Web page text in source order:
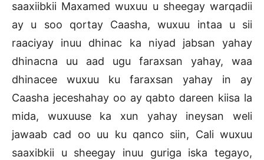
saaxiibkii Maxamed wuxuu u sheegay warqadii
ay u soo qortay Caasha, wuxuu intaa u sii
raaciyay inuu dhinac ka niyad jabsan yahay
dhinacna uu aad ugu faraxsan yahay, waa
dhinacee wuxuu ku faraxsan yahay in ay
Caasha jeceshahay oo ay qabto dareen kiisa la
mida, wuxuuse ka xun yahay ineysan weli
jawaab cad oo uu ku qanco siin, Cali wuxuu
saaxibkii u sheegay inuu guriga iska tegayo,